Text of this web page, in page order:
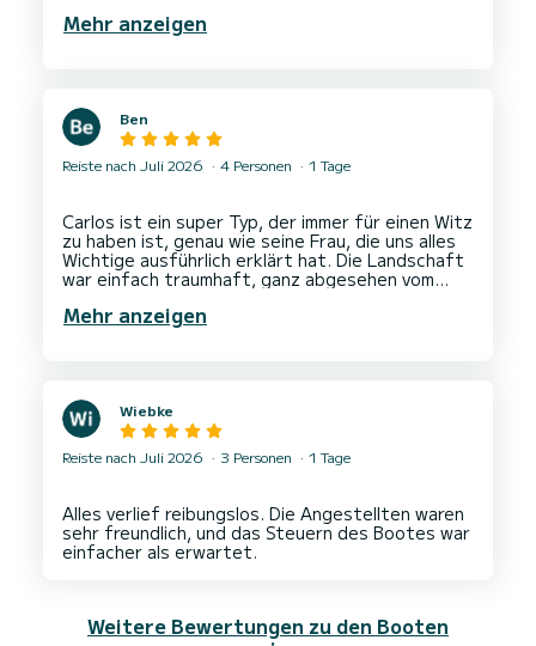
Die Fahrt selbst war richtig schön, man hat
Mehr anzeigen
Ben
Reiste nach Juli 2026 4 Personen 1 Tage
Carlos ist ein super Typ, der immer für einen Witz
zu haben ist, genau wie seine Frau, die uns alles
Wichtige ausführlich erklärt hat. Die Landschaft
war einfach traumhaft, ganz abgesehen vom
um alle unsere Wunschorte zu besuchen. Wir
Mehr anzeigen
Wiebke
Reiste nach Juli 2026 3 Personen 1 Tage
Alles verlief reibungslos. Die Angestellten waren
sehr freundlich, und das Steuern des Bootes war
Weitere Bewertungen zu den Booten